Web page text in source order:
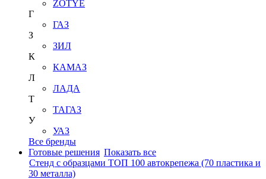
ZOTYE
Г
ГАЗ
З
ЗИЛ
К
КАМАЗ
Л
ЛАДА
Т
ТАГАЗ
У
УАЗ
Все бренды
Готовые решения Показать все
Стенд с образцами ТОП 100 автокрепежа (70 пластика и
30 металла)